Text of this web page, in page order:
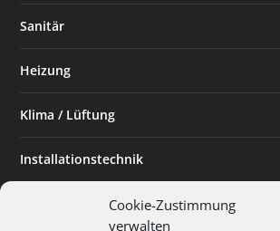
Cookie-Zustimmung
verwalten
Sanitär
Heizung
Klima / Lüftung
Installationstechnik
Planen & Bauen